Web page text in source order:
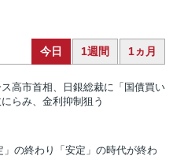
今日 1週間 1ヵ月
高市首相、日銀総裁に「国債買い
らみ、金利抑制狙う
の終わり
「安定」の時代が終わ